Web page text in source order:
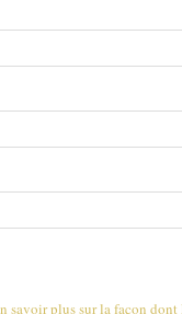
savoir plus sur la façon dont